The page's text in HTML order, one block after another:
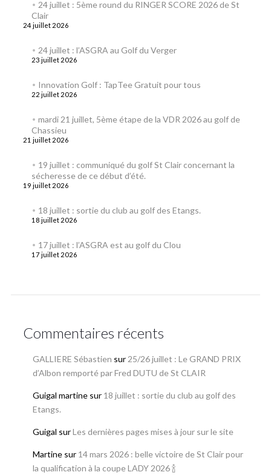
24 juillet : 5ème round du RINGER SCORE 2026 de St
Clair
24 juillet 2026
24 juillet : l’ASGRA au Golf du Verger
23 juillet 2026
Innovation Golf : TapTee Gratuit pour tous
22 juillet 2026
mardi 21 juillet, 5ème étape de la VDR 2026 au golf de
Chassieu
21 juillet 2026
19 juillet : communiqué du golf St Clair concernant la
sécheresse de ce début d’été.
19 juillet 2026
18 juillet : sortie du club au golf des Etangs.
18 juillet 2026
17 juillet : l’ASGRA est au golf du Clou
17 juillet 2026
Commentaires récents
GALLIERE Sébastien sur 25/26 juillet : Le GRAND PRIX
d’Albon remporté par Fred DUTU de St CLAIR
Guigal martinesur 18 juillet : sortie du club au golf des
Etangs.
Guigal surLes dernières pages mises à jour sur le site
Martinesur 14 mars 2026 : belle victoire de St Clair pour
la qualification à la coupe LADY 2026 🍾